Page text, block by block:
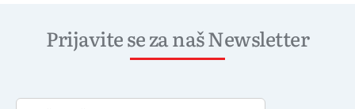
Prijavite se za naš Newsletter